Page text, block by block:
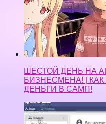
ШЕСТОЙ ДЕНЬ НА
БИЗНЕСМЕНА! | КАК
ДЕНЬГИ В САМП!